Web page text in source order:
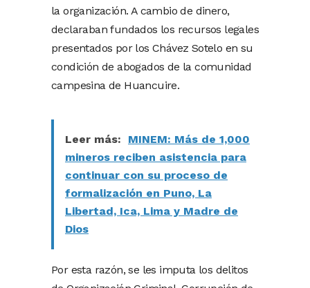
la organización. A cambio de dinero,
declaraban fundados los recursos legales
presentados por los Chávez Sotelo en su
condición de abogados de la comunidad
campesina de Huancuire.
Leer más:
MINEM: Más de 1,000
mineros reciben asistencia para
continuar con su proceso de
formalización en Puno, La
Libertad, Ica, Lima y Madre de
Dios
Por esta razón, se les imputa los delitos